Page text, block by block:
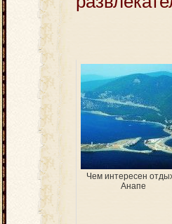
Чем интересен
Анапе